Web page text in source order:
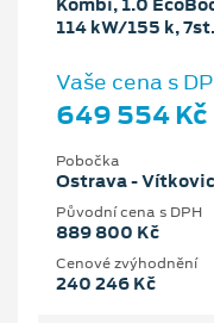
Kombi, 1.0
114 kW/155 k,
Vaše cena s
649 554 Kč
Pobočka
Ostrava -
Původní cena s DPH
889 800 Kč
Cenové zvýhodnění
240 246 Kč